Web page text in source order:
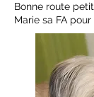
Bonne route
Marie sa FA